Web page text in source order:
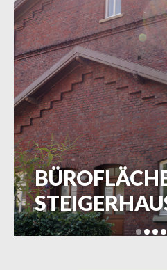
BÜROETAGE